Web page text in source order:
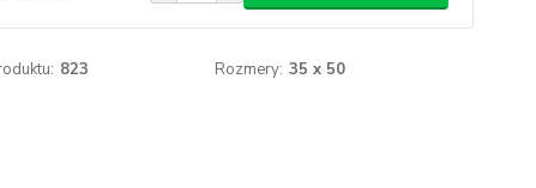
823 Rozmery: 35 x 50